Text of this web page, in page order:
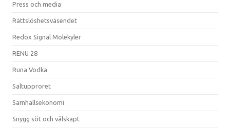
Press och media
Rättslöshetsväsendet
Redox Signal Molekyler
RENU 28
Runa Vodka
Saltupproret
Samhällsekonomi
Snygg söt och välskapt